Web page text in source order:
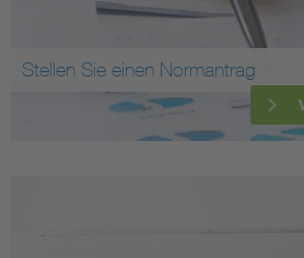
Stellen Sie einen Normantrag